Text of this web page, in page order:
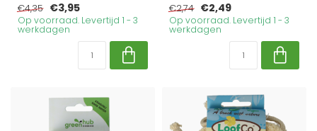
€4,35 €3,95
Op voorraad. Levertijd 1 - 3
werkdagen
€2,74 €2,49
Op voorraad. Levertijd 1 - 3
werkdagen